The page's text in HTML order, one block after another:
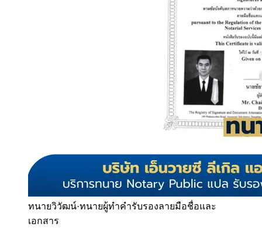
ทนายวิวัฒน์·ทนายผู้ทำคำรับรองลายมือชื่อและ
เอกสาร